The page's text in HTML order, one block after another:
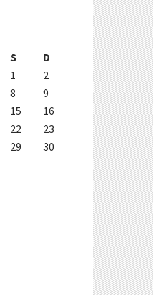
S
D
1
2
8
9
15
16
22
23
29
30